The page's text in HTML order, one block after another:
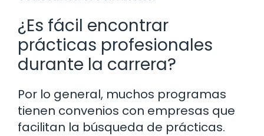
¿Es fácil encontrar
prácticas profesionales
durante la carrera?
Por lo general, muchos programas
tienen convenios con empresas que
facilitan la búsqueda de prácticas.